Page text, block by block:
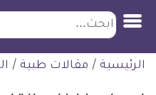
التخطي
للمحتوى
ابحث
الرئيسية / مقالات طبية /